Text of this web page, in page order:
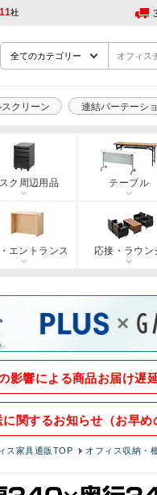
社
スクリーン 連結パーテーシ
ク周辺用品 テーブル
エントランス 応接・ラウン
影響による商品お届け遅
関するお知らせ（お早め
ス家具通販TOP オフィス収納・